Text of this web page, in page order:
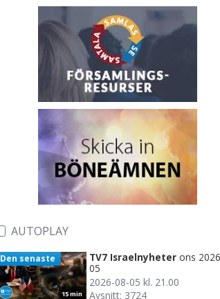
AUTOPLAY
15 min
Den senaste TV7 Israelnyheter ons
05
2026-08-05 kl. 21.00
Avsnitt: 3724